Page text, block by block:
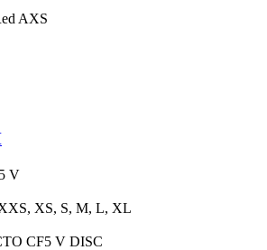
AXS
V
XS, S, M, L, XL
CF5 V DISC